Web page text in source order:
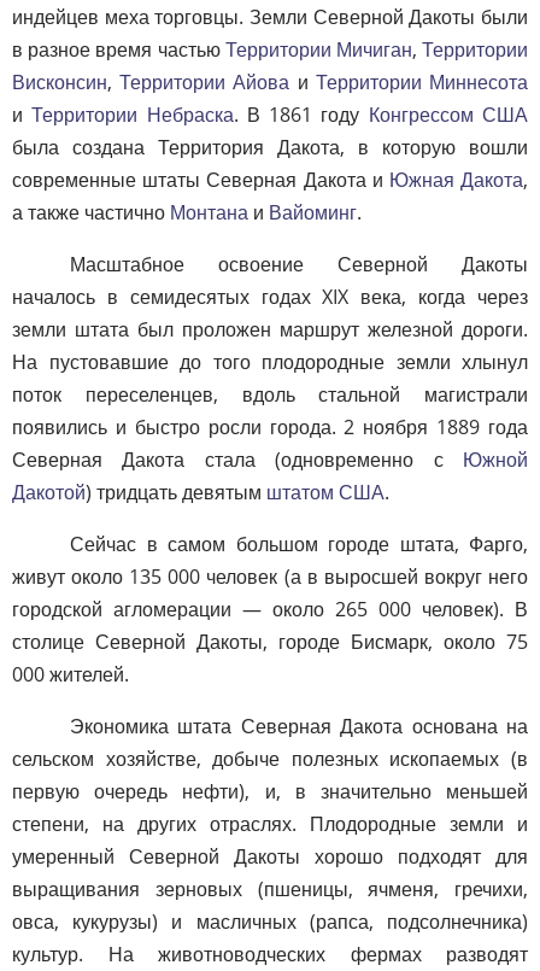
индейцев меха торговцы. Земли Северной Дакоты были
в разное время частьюТерритории Мичиган,Территории
Висконсин,Территории Айова и Территории Миннесота
иТерритории Небраска. В 1861 году Конгрессом США
была создана Территория Дакота, в которую вошли
современные штаты Северная Дакота и Южная Дакота,
а также частично Монтана и Вайоминг.
Масштабное освоение Северной Дакоты
началось в семидесятых годах XIX века, когда через
земли штата был проложен маршрут железной дороги.
На пустовавшие до того плодородные земли хлынул
поток переселенцев, вдоль стальной магистрали
появились и быстро росли города. 2 ноября 1889 года
Северная Дакота стала (одновременно с Южной
Дакотой) тридцать девятым штатом США.
Сейчас в самом большом городе штата, Фарго,
живут около 135 000 человек (а в выросшей вокруг него
городской агломерации — около 265 000 человек). В
столице Северной Дакоты, городе Бисмарк, около 75
000 жителей.
Экономика штата Северная Дакота основана на
сельском хозяйстве, добыче полезных ископаемых (в
первую очередь нефти), и, в значительно меньшей
степени, на других отраслях. Плодородные земли и
умеренный Северной Дакоты хорошо подходят для
выращивания зерновых (пшеницы, ячменя, гречихи,
овса, кукурузы) и масличных (рапса, подсолнечника)
культур. На животноводческих фермах разводят